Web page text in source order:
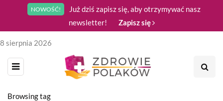
NOWOŚĆ!
Już dziś zapisz się, aby otrzymywać nasz
newsletter!
Zapisz się
8 sierpnia 2026
Browsing tag